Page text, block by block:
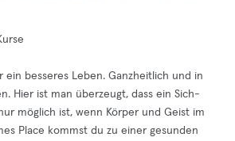
ein besseres Leben. Ganzheitlich und in
Hier ist man überzeugt, dass ein Sich-
möglich ist, wenn Körper und Geist im
Place kommst du zu einer gesunden